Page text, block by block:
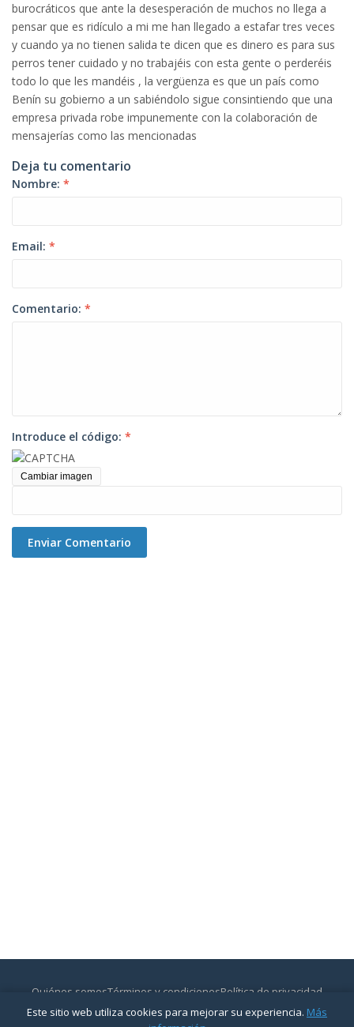
Este sitio web utiliza cookies para mejorar su experiencia. Más
burocráticos que ante la desesperación de muchos no llega a
pensar que es ridículo a mi me han llegado a estafar tres veces
y cuando ya no tienen salida te dicen que es dinero es para sus
perros tener cuidado y no trabajéis con esta gente o perderéis
todo lo que les mandéis , la vergüenza es que un país como
Benín su gobierno a un sabiéndolo sigue consintiendo que una
empresa privada robe impunemente con la colaboración de
mensajerías como las mencionadas
Deja tu comentario
Nombre: *
Email: *
Comentario: *
Introduce el código: *
Cambiar imagen
Enviar Comentario
Quiénes somosTérminos y condicionesPolítica de privacidad
Contactar